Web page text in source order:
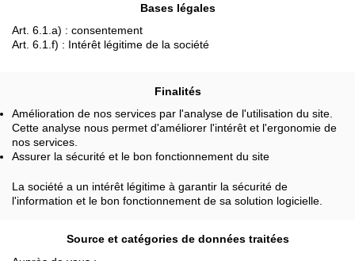
Bases légales
Art. 6.1.a) : consentement
Art. 6.1.f) : Intérêt légitime de la société
Finalités
Amélioration de nos services par l'analyse de l'utilisation du site.
Cette analyse nous permet d'améliorer l'intérêt et l'ergonomie de
nos services.
Assurer la sécurité et le bon fonctionnement du site
La société a un intérêt légitime à garantir la sécurité de
l'information et le bon fonctionnement de sa solution logicielle.
Source et catégories de données traitées